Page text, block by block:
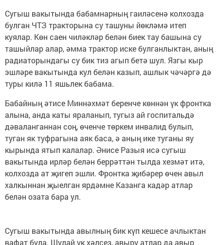
Сугыш вакытында бабамнарның гаиләсенә колхозда
булган ЧТЗ тракторына су ташуны йөкләмә итеп
куялар. Көн саен чиләкләр белән биек тау башына су
ташыйлар алар, әмма трактор иске булганлыктан, аның
радиаторындагы су бик тиз агып бетә шул. Язгы кыр
эшләре вакытында кул белән казып, ашлык чәчәргә дә
туры килә 11 яшьлек бабама.
Бабайның әтисе Миннәхмәт беренче көннән үк фронтка
алына, анда каты яраланып, тугыз ай госпитальдә
дәваланганнан соң, өченче төркем инвалид булып,
туган як туфрагына аяк баса, ә аның ике туганы яу
кырында ятып калалар. Әнисе Разыя исә сугыш
вакытында ирләр белән беррәттән тылда хезмәт итә,
колхозда ат җигеп эшли. Фронтка җибәрер өчен авыл
халкыннан җыелган ярдәмне Казанга кадәр атлар
белән озата бара ул.
Сугыш вакытында авылның бик күп кешесе ачлыктан
вафат була. Шулай ук хәлсез, авыру атлар да авыр